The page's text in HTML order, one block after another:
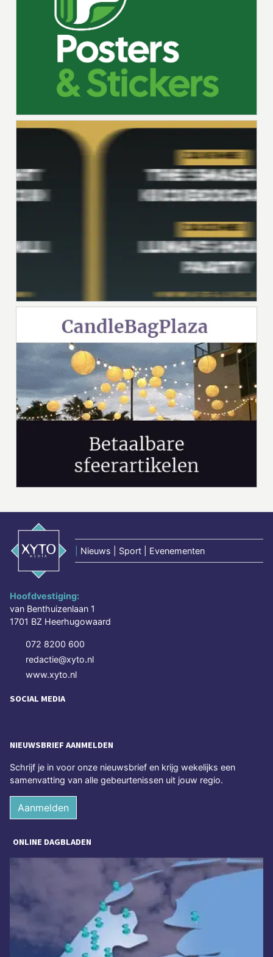
Nieuws | Sport | Evenementen
Hoofdvestiging:
van Benthuizenlaan 1
1701 BZ Heerhugowaard
072 8200 600
redactie@xyto.nl
www.xyto.nl
SOCIAL MEDIA
NIEUWSBRIEF AANMELDEN
Schrijf je in voor onze nieuwsbrief en krijg wekelijks een
samenvatting van alle gebeurtenissen uit jouw regio.
Aanmelden
ONLINE DAGBLADEN